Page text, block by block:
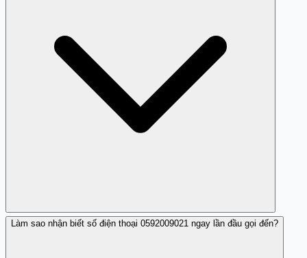
Trang Trắng thu thập các đánh giá từ người dùng để
Làm sao nhận biết số điện thoại 0592009021 ngay lần đầu gọi đến?